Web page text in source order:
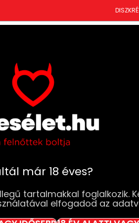
már 18 éves?
tartalmakkal foglalkozik.
elfogadod az
ÚJDONSÁGOKSZEXJÁTÉKOK
Toyjoy Deluxe – Dupla